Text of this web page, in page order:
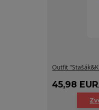
Outfit
45,98 EUR